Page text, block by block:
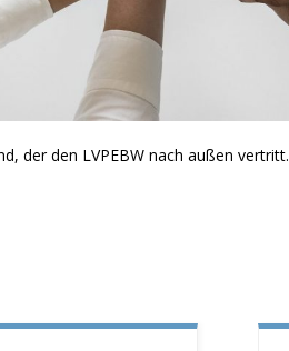
der den LVPEBW nach außen vertritt.